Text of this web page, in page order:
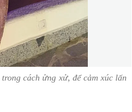
cách ửng xử, để cảm xúc lấn